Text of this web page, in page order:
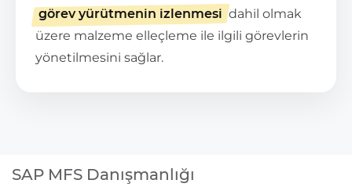
görev yürütmenin izlenmesi dahil olmak
üzere malzeme elleçleme ile ilgili görevlerin
yönetilmesini sağlar.
SAP MFS Danışmanlığı